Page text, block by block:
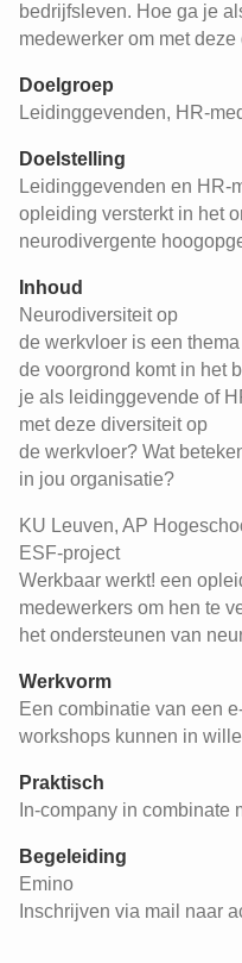
bedrijfsleven. Hoe ga je
medewerker om met
Doelgroep
Leidinggevenden, HR-
Doelstelling
Leidinggevenden en HR-
opleiding versterkt in het
neurodivergente
Inhoud
Neurodiversiteit op
de werkvloer is een
de voorgrond komt in het
je als leidinggevende of
met deze diversiteit op
de werkvloer? Wat
in jou organisatie?
KU Leuven, AP
ESF-project
Werkbaar werkt! een
medewerkers om hen te
het ondersteunen van
Werkvorm
Een combinatie van een
workshops kunnen in
Praktisch
In-company in combinate
Begeleiding
Emino
Inschrijven via mail naar